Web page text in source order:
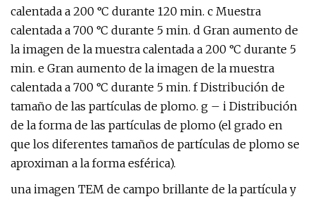
calentada a 200 °C durante 120 min. c Muestra
calentada a 700 °C durante 5 min. d Gran aumento de
la imagen de la muestra calentada a 200 °C durante 5
min. e Gran aumento de la imagen de la muestra
calentada a 700 °C durante 5 min. f Distribución de
tamaño de las partículas de plomo. g – i Distribución
de la forma de las partículas de plomo (el grado en
que los diferentes tamaños de partículas de plomo se
aproximan a la forma esférica).
una imagen TEM de campo brillante de la partícula y